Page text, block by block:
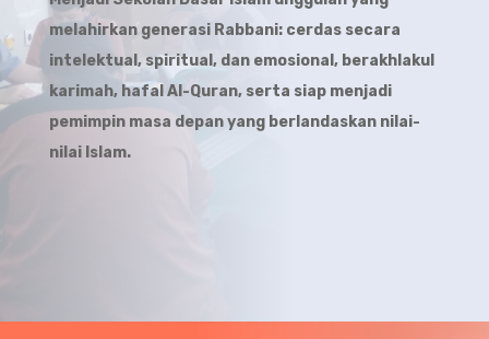
melahirkan generasi Rabbani: cerdas secara
intelektual, spiritual, dan emosional, berakhlakul
karimah, hafal Al-Quran, serta siap menjadi
pemimpin masa depan yang berlandaskan nilai-
nilai Islam.